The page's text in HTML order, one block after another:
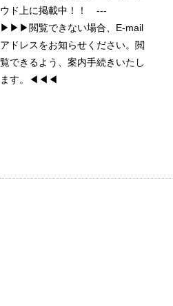
ウド上に掲載中！！ ---
▶▶▶閲覧できない場合、E-mail
アドレスをお知らせください。閲
覧できるよう、案内手続きいたし
ます。◀◀◀